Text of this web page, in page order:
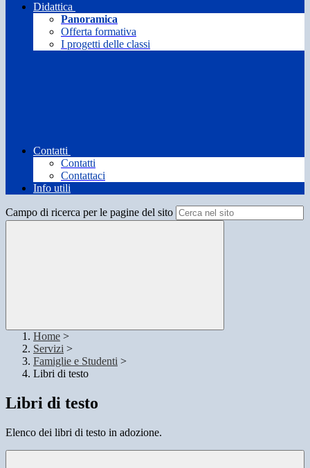
Didattica
Panoramica
Offerta formativa
I progetti delle classi
Contatti
Contatti
Contattaci
Info utili
Campo di ricerca per le pagine del sito
Home >
Servizi >
Famiglie e Studenti >
Libri di testo
Libri di testo
Elenco dei libri di testo in adozione.